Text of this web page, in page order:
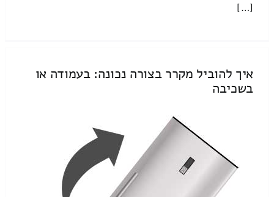
[…]
איך להוביל מקרר בצורה נכונה: בעמודה או
בשכיבה